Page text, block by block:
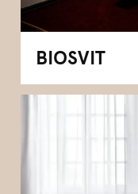
BIOSVIT